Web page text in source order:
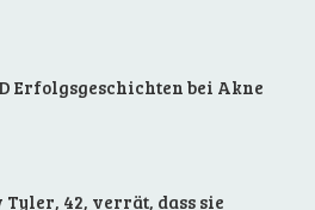
Erfolgsgeschichten bei Akne
Tyler, 42, verrät, dass sie